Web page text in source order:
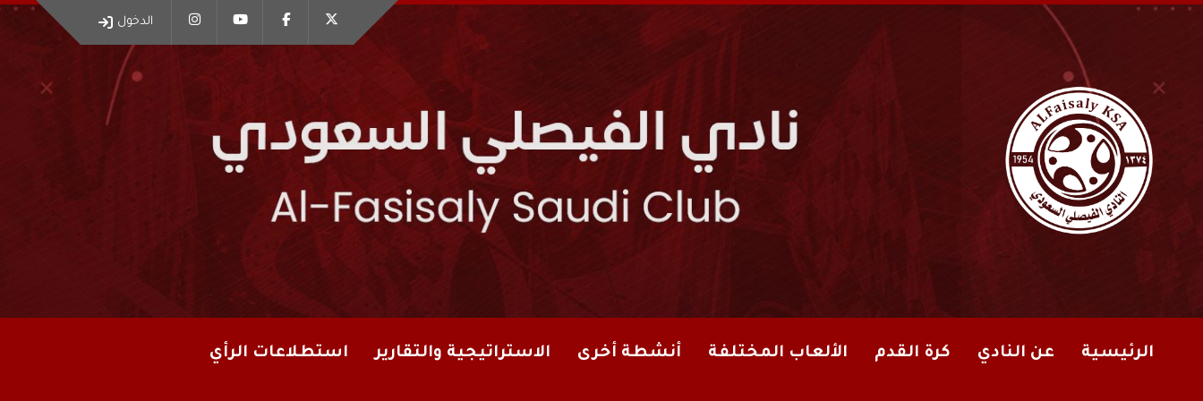
الدخول
الرئيسية عن النادي كرة القدم الألعاب المختلفة أنشطة أخرى الاستراتيجية والتقارير استطلاعات الرأي